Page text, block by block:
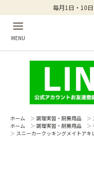
毎月1日・10
MENU
ホーム ＞ 調理実習・厨房用品 ＞
ホーム
＞ 調理実習・厨房用品 ＞
＞ スニーカークッキングメイトア